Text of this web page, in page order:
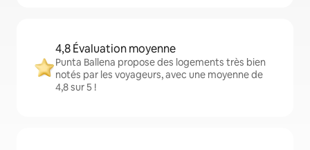
4,8 Évaluation moyenne
Punta Ballena propose des logements très bien
notés par les voyageurs, avec une moyenne de
4,8 sur 5 !